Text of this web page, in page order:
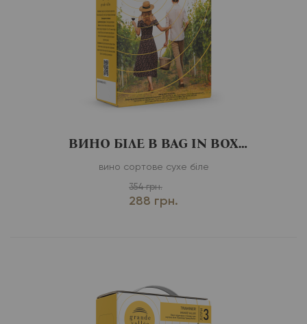
ВИНО БІЛЕ В BAG IN BOX
CHARDONNAY
вино сортове сухе біле
354 грн.
288 грн.